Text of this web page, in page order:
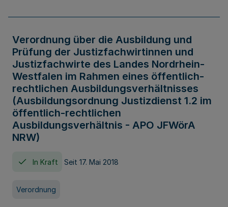
Verordnung über die Ausbildung und
Prüfung der Justizfachwirtinnen und
Justizfachwirte des Landes Nordrhein-
Westfalen im Rahmen eines öffentlich-
rechtlichen Ausbildungsverhältnisses
(Ausbildungsordnung Justizdienst 1.2 im
öffentlich-rechtlichen
Ausbildungsverhältnis - APO JFWörA
NRW)
In Kraft Seit 17. Mai 2018
Verordnung